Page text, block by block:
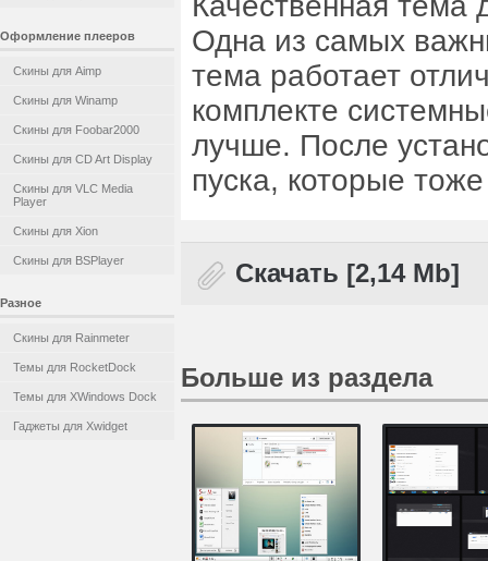
Оформление плееров
Скины для Aimp
Скины для Winamp
Скины для Foobar2000
Скины для CD Art Display
Скины для VLC Media
Player
Скины для Xion
Скины для BSPlayer
Разное
Скины для Rainmeter
Темы для RocketDock
Темы для XWindows Dock
Гаджеты для Xwidget
Одна из самых
тема работает
комплекте
лучше. После
пуска, которые
Скачать [2,14 Mb]
Больше из раздела